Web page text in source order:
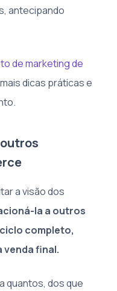
antecipando
de marketing de
dicas práticas e
a visão dos
la a outros
completo,
venda final.
quantos, dos que